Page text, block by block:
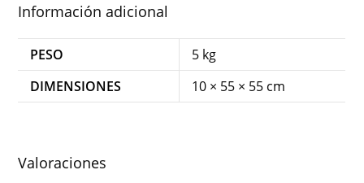
Información adicional
PESO
5 kg
DIMENSIONES
10 × 55 × 55 cm
Valoraciones